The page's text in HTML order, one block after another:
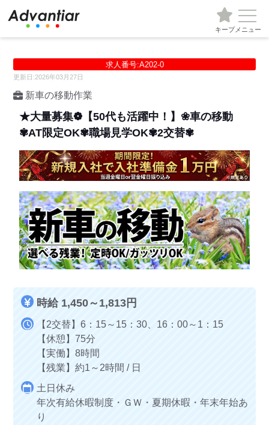
キープメニュー
求人番号:A202-0
更新日:2026年03月27日
新車の移動作業
★大量募集❁【50代も活躍中！】❀車の移動
✾AT限定OK✾職場見学OK✾2交替✾
時給 1,450～1,813円
【2交替】6：15～15：30、16：00～1：15
【休憩】75分
【実働】8時間
【残業】約1～2時間 / 日
土日休み
年次有給休暇制度・ＧＷ・夏期休暇・年末年始あ
り